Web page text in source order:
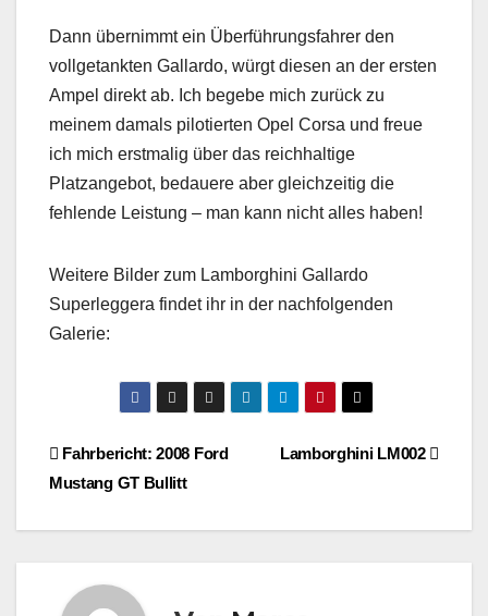
Dann übernimmt ein Überführungsfahrer den
vollgetankten Gallardo, würgt diesen an der ersten
Ampel direkt ab. Ich begebe mich zurück zu
meinem damals pilotierten Opel Corsa und freue
ich mich erstmalig über das reichhaltige
Platzangebot, bedauere aber gleichzeitig die
fehlende Leistung – man kann nicht alles haben!
Weitere Bilder zum Lamborghini Gallardo
Superleggera findet ihr in der nachfolgenden
Galerie:
Beitragsnavigation
Lamborghini LM002
Fahrbericht: 2008 Ford
Mustang GT Bullitt